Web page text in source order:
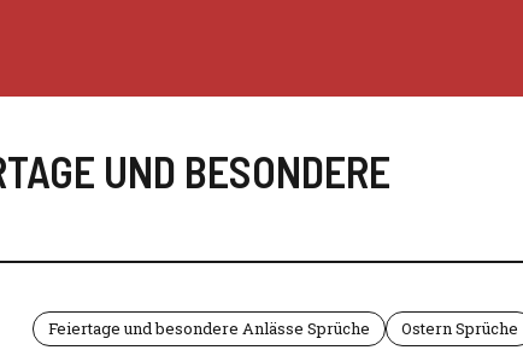
UND BESONDERE
Feiertage und besondere Anlässe Sprüche Ostern Sprüche